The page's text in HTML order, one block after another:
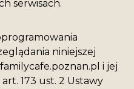
serwisach.
niniejszej
i jej
173 ust. 2 Ustawy